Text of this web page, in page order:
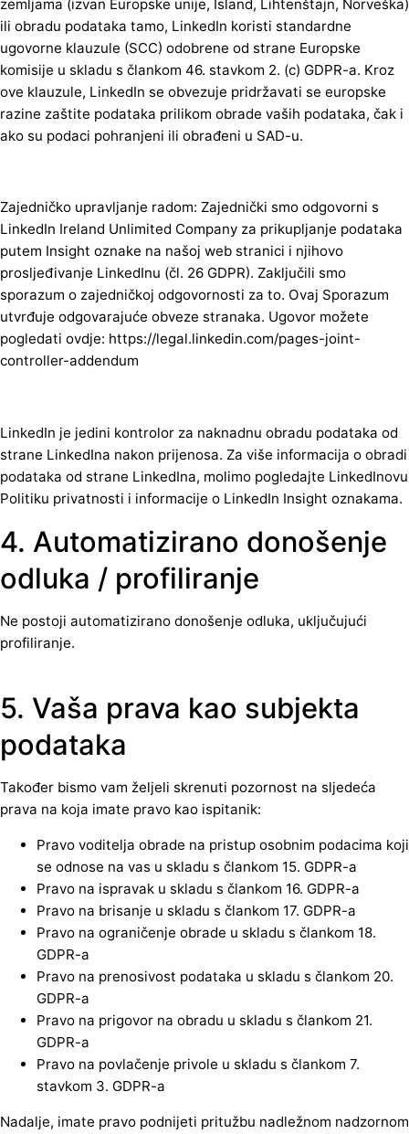
zemljama (izvan Europske unije, Island, Lihtenštajn, Norveška)
ili obradu podataka tamo, LinkedIn koristi standardne
ugovorne klauzule (SCC) odobrene od strane Europske
komisije u skladu s člankom 46. stavkom 2. (c) GDPR-a. Kroz
ove klauzule, LinkedIn se obvezuje pridržavati se europske
razine zaštite podataka prilikom obrade vaših podataka, čak i
ako su podaci pohranjeni ili obrađeni u SAD-u.
Zajedničko upravljanje radom: Zajednički smo odgovorni s
LinkedIn Ireland Unlimited Company za prikupljanje podataka
putem Insight oznake na našoj web stranici i njihovo
prosljeđivanje LinkedInu (čl. 26 GDPR). Zaključili smo
sporazum o zajedničkoj odgovornosti za to. Ovaj Sporazum
utvrđuje odgovarajuće obveze stranaka. Ugovor možete
pogledati ovdje: https://legal.linkedin.com/pages-joint-
controller-addendum
LinkedIn je jedini kontrolor za naknadnu obradu podataka od
strane LinkedIna nakon prijenosa. Za više informacija o obradi
podataka od strane LinkedIna, molimo pogledajte LinkedInovu
Politiku privatnosti i informacije o LinkedIn Insight oznakama.
4. Automatizirano donošenje
odluka / profiliranje
Ne postoji automatizirano donošenje odluka, uključujući
profiliranje.
5. Vaša prava kao subjekta
podataka
Također bismo vam željeli skrenuti pozornost na sljedeća
prava na koja imate pravo kao ispitanik:
Pravo voditelja obrade na pristup osobnim podacima koji
se odnose na vas u skladu s člankom 15. GDPR-a
Pravo na ispravak u skladu s člankom 16. GDPR-a
Pravo na brisanje u skladu s člankom 17. GDPR-a
Pravo na ograničenje obrade u skladu s člankom 18.
GDPR-a
Pravo na prenosivost podataka u skladu s člankom 20.
GDPR-a
Pravo na prigovor na obradu u skladu s člankom 21.
GDPR-a
Pravo na povlačenje privole u skladu s člankom 7.
stavkom 3. GDPR-a
Nadalje, imate pravo podnijeti pritužbu nadležnom nadzornom